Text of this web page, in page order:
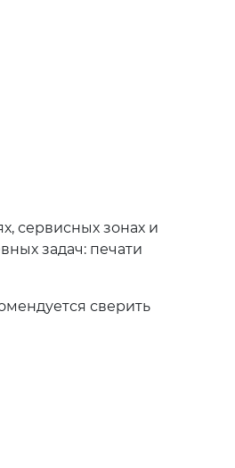
сервисных зонах и
задач: печати
сверить